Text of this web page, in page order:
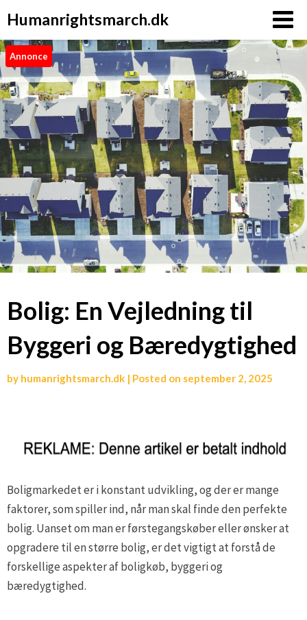
Humanrightsmarch.dk
Annonce
Bolig: En Vejledning til
Byggeri og Bæredygtighed
by humanrightsmarch.dk | Posted on september 2, 2025
Boligmarkedet er i konstant udvikling, og der er mange
faktorer, som spiller ind, når man skal finde den perfekte
bolig. Uanset om man er førstegangskøber eller ønsker at
opgradere til en større bolig, er det vigtigt at forstå de
forskellige aspekter af boligkøb, byggeri og
bæredygtighed.